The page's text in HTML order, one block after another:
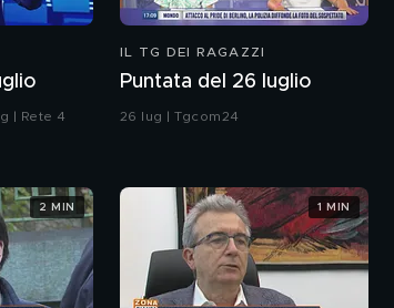
| Rete 4
IL TG DEI RAGAZZI
Puntata del 26 luglio
26 lug | Tgcom24
2 MIN 1 MIN